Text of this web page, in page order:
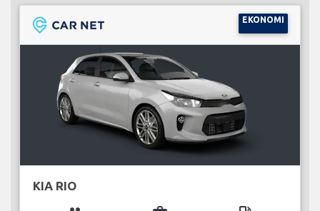
EKONOMI
KIA RIO